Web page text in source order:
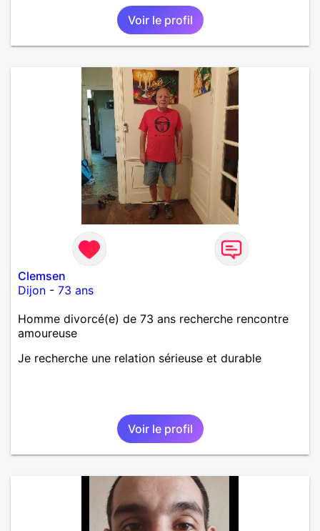
Voir le profil
Clemsen
Dijon - 73 ans
Homme divorcé(e) de 73 ans recherche rencontre
amoureuse
Je recherche une relation sérieuse et durable
Voir le profil